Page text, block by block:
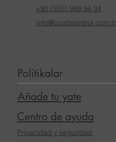
+90 (505) 999 94 34
info@boatistanbul.com.tr
Politikalar
Añade tu yate
Centro de ayuda
Privacidad y seguridad